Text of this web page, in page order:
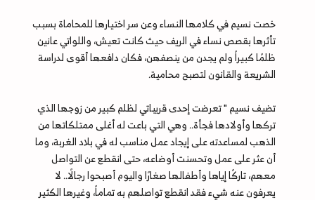
خصت نسيم في كلامها النساء وعن سر اختيارها للمحاماة بسبب
تأثرها بقصص نساء في الريف حيث كانت تعيش، واللواتي عانين
ظلمًا كبيراً ولم يجدن من ينصفهن، فكان دافعها أقوى لدراسة
الشريعة والقانون لتصبح محامية.
تضيف نسيم " تعرضت إحدى قريباتي لظلم كبير من زوجها الذي
تركها وأولادها فجأة.. وهي التي باعت له أغلى ممتلكاتها من
الذهب لمساعدته على إيجاد عمل مناسب له في بلاد الغربة، وما
أن عثر على عمل وتحسنت أوضاعه، حتى انقطع عن التواصل
معهم، تاركًا إياها وأطفالها صغارًا واليوم أصبحوا رجالًا.. لا
يعرفون عنه شيء فقد انقطع تواصلهم به تماماً، وغيرها الكثير